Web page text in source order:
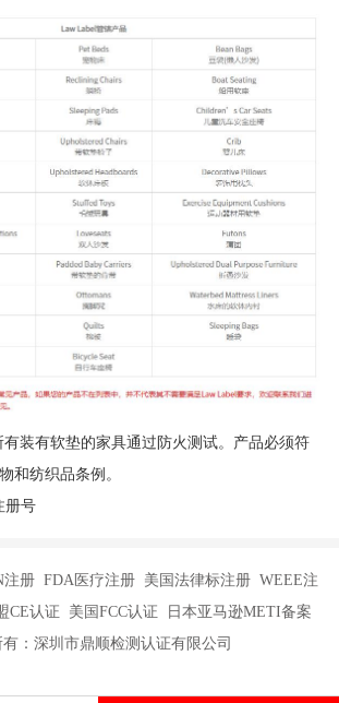
装有软垫的家具通过防火测试。产品必须符
和纺织品条例。
册号
注册 FDA医疗注册 美国法律标注册 WEEE注
认证 美国FCC认证 日本亚马逊METI备案
有：深圳市鼎顺检测认证有限公司